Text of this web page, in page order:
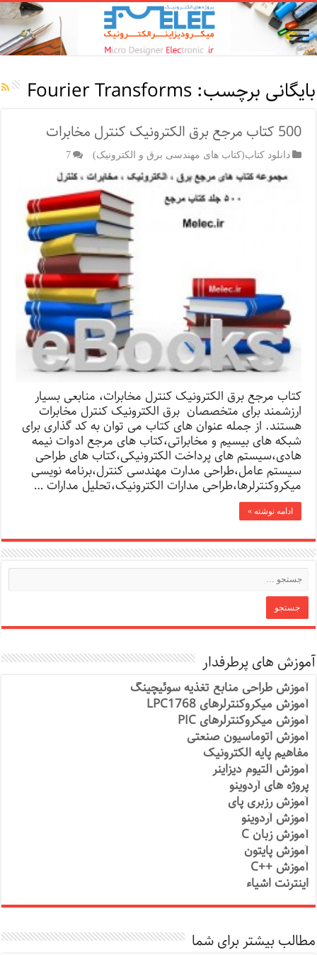
بایگانی برچسب:Fourier Transforms
500 کتاب مرجع برق الکترونیک کنترل مخابرات
دانلود کتاب(کتاب های مهندسی برق و الکترونیک) 7
کتاب مرجع برق الکترونیک کنترل مخابرات، منابعی بسیار
ارزشمند برای متخصصان برق الکترونیک کنترل مخابرات
هستند. از جمله عنوان های کتاب می توان به کد گذاری برای
شبکه های بیسیم و مخابراتی،کتاب های مرجع ادوات نیمه
هادی،سیستم های پرداخت الکترونیکی،کتاب های طراحی
سیستم عامل،طراحی مدارت مهندسی کنترل،برنامه نویسی
میکروکنترلرها،طراحی مدارات الکترونیک،تحلیل مدارات …
ادامه نوشته »
آموزش های پرطرفدار
آموزش طراحی منابع تغذیه سوئیچینگ
آموزش میکروکنترلرهای LPC1768
آموزش میکروکنترلرهای PIC
آموزش اتوماسیون صنعتی
مفاهیم پایه الکترونیک
آموزش آلتیوم دیزاینر
پروژه های آردوینو
آموزش رزبری پای
آموزش آردوینو
آموزش زبان C
آموزش پایتون
آموزش ++C
اینترنت اشیاء
مطالب بیشتر برای شما